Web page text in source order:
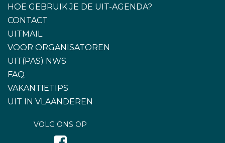
HOE GEBRUIK JE DE UIT-AGENDA?
CONTACT
UITMAIL
VOOR ORGANISATOREN
UIT(PAS) NWS
FAQ
VAKANTIETIPS
UIT IN VLAANDEREN
VOLG ONS OP